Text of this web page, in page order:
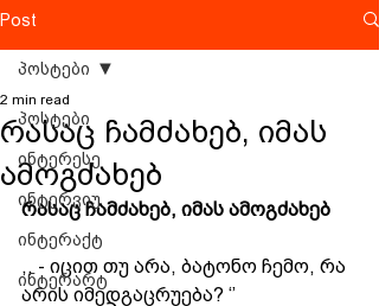
Post
პოსტები
ინტერესე
ინტერვიუ
ინტერაქტ
ინტერარტ
პოსტები
რასაც ჩამძახებ, იმას
ამოგძახებ
2 min read
რასაც ჩამძახებ, იმას ამოგძახებ
,, - იცით თუ არა, ბატონო ჩემო, რა
არის იმედგაცრუება? ‘’